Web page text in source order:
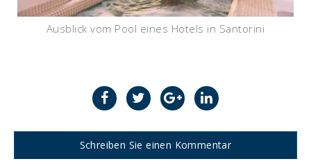
Ausblick vom Pool eines Hotels in Santorini
Schreiben Sie einen Kommentar